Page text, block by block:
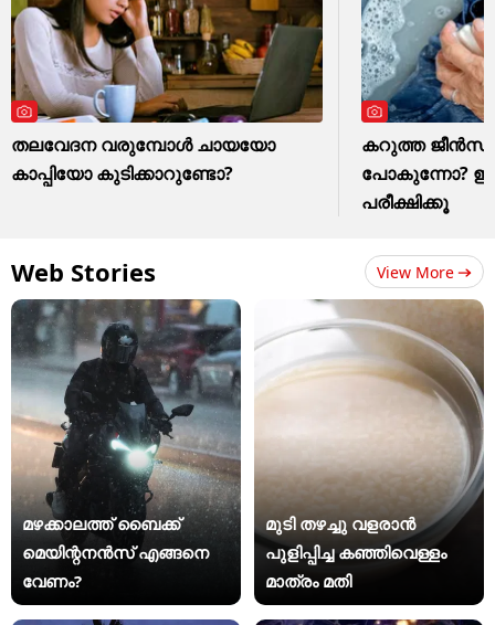
തലവേദന വരുമ്പോൾ ചായയോ
കാപ്പിയോ കുടിക്കാറുണ്ടോ?
കറുത്ത ജീൻസ്
പോകുന്നോ? ഈ
പരീക്ഷിക്കൂ
Web Stories View More
മഴക്കാലത്ത് ബൈക്ക്
മെയിന്റനൻസ് എങ്ങനെ
വേണം?
മുടി തഴച്ചു വളരാൻ
പുളിപ്പിച്ച കഞ്ഞിവെള്ളം
മാത്രം മതി